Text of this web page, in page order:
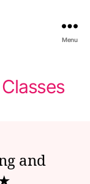
Menu
and